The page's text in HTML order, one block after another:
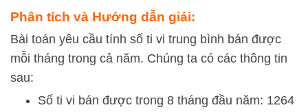
Phân tích và Hướng dẫn giải:
Bài toán yêu cầu tính số ti vi trung bình bán được
mỗi tháng trong cả năm. Chúng ta có các thông tin
sau:
Số ti vi bán được trong 8 tháng đầu năm: 1264